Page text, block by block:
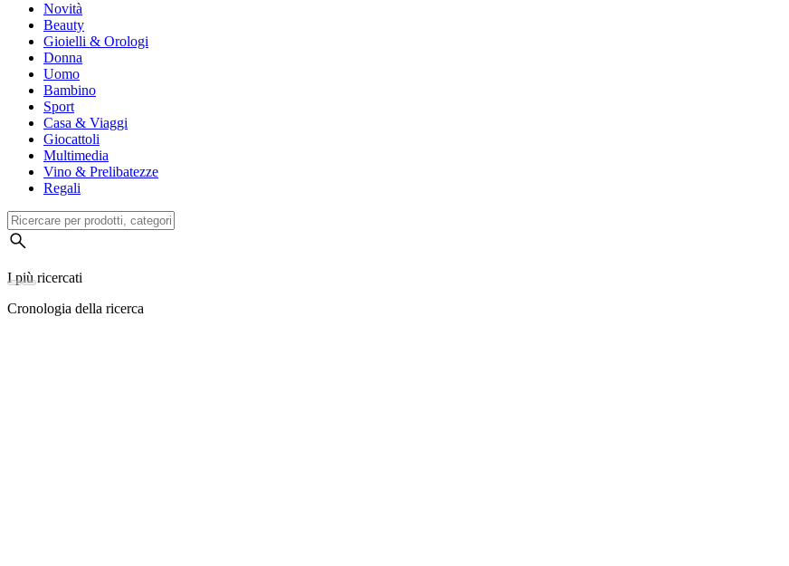
Novità
Beauty
Gioielli & Orologi
Donna
Uomo
Bambino
Sport
Casa & Viaggi
Giocattoli
Multimedia
Vino & Prelibatezze
Regali
I più ricercati
Cronologia della ricerca